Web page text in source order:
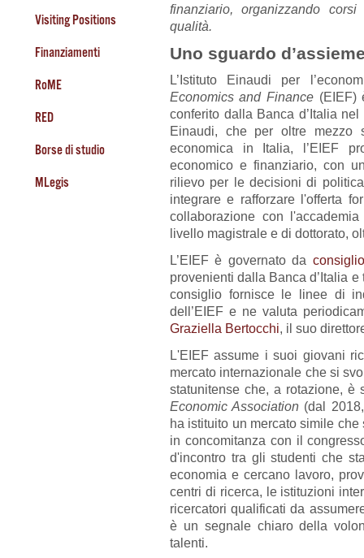
Visiting Positions
Finanziamenti
RoME
RED
Borse di studio
MLegis
finanziario, organizzando
qualità.
Uno sguardo
L’Istituto Einaudi per
Economics and Finance (EIEF)
conferito dalla Banca d’Italia
Einaudi, che per oltre mezzo
economica in Italia, l’EIEF
economico e finanziario, con
rilievo per le decisioni di
integrare e rafforzare l'offerta
collaborazione con
livello magistrale e di dottorato,
L’EIEF è governato da
provenienti dalla Banca d’Italia
consiglio fornisce le linee di
dell’EIEF e ne valuta
Graziella Bertocchi, il suo
L'EIEF assume i suoi giovani
mercato internazionale che si
statunitense che, a rotazione, è
Economic Association (dal
ha istituito un mercato simile
in concomitanza con il
d'incontro tra gli studenti che
economia e cercano lavoro,
centri di ricerca, le istituzioni
ricercatori qualificati da
è un segnale chiaro della
talenti.